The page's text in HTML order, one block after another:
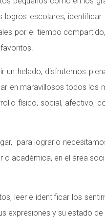
escolares, identificar
por el tiempo
un helado, disfrutemos
en maravillosos todos los
físico, social, afectivo,
para lograrlo
académica, en el área
leer e identificar los
expresiones y su estado de